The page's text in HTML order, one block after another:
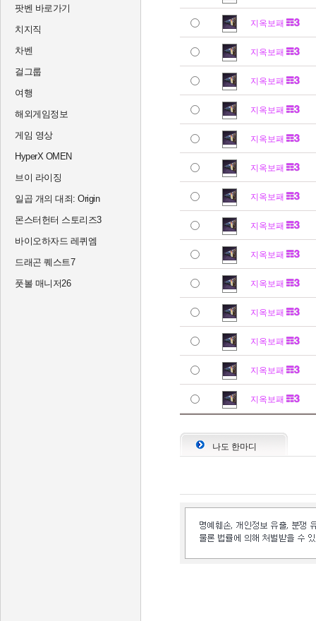
팟벤 바로가기
치지직
차벤
걸그룹
여행
해외게임정보
게임 영상
HyperX OMEN
브이 라이징
일곱 개의 대죄: Origin
몬스터헌터 스토리즈3
바이오하자드 레퀴엠
드래곤 퀘스트7
풋볼 매니저26
지옥보패
지옥보패
지옥보패
지옥보패
지옥보패
지옥보패
지옥보패
지옥보패
지옥보패
지옥보패
지옥보패
지옥보패
지옥보패
지옥보패
나도 한마디